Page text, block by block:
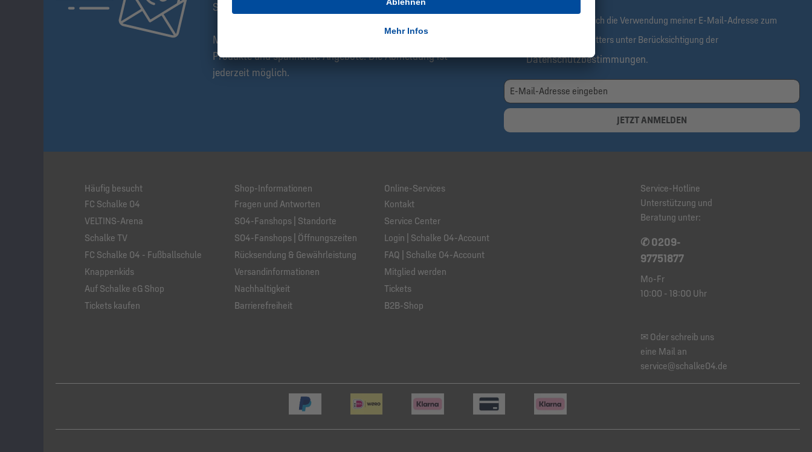
Sonderangebote.
Melde Dich an und erhalte aktuelle Informationen über neue
Produkte und spannende Angebote. Die Abmeldung ist
jederzeit möglich.
Hiermit bestätige ich die Verwendung meiner E-Mail-Adresse zum
Erhalt des Newsletters unter Berücksichtigung der
Datenschutzbestimmungen.
JETZT ANMELDEN
Häufig besucht
FC Schalke 04
VELTINS-Arena
Schalke TV
FC Schalke 04 - Fußballschule
Knappenkids
Auf Schalke eG Shop
Tickets kaufen
Shop-Informationen
Fragen und Antworten
S04-Fanshops | Standorte
S04-Fanshops | Öffnungszeiten
Rücksendung & Gewährleistung
Versandinformationen
Nachhaltigkeit
Barrierefreiheit
Online-Services
Kontakt
Service Center
Login | Schalke 04-Account
FAQ | Schalke 04-Account
Mitglied werden
Tickets
B2B-Shop
Service-Hotline
Unterstützung und
Beratung unter:
✆ 0209-
97751877
Mo-Fr
10:00 - 18:00 Uhr
✉ Oder schreib uns
eine Mail an
service@schalke04.de